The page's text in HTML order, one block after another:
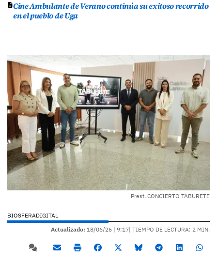
Cine Ambulante de Verano continúa su exitoso recorrido
en el pueblo de Uga
Prest. CONCIERTO TABURETE
BIOSFERADIGITAL
Actualizado: 18/06/26 | 9:17| TIEMPO DE LECTURA: 2 MIN.